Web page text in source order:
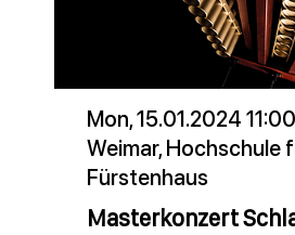
Mon, 15.01.2024
Weimar, Hochschule
Fürstenhaus
Masterkonzert